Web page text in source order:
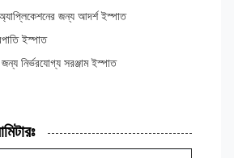
অ্যাপ্লিকেশনের জন্য আদর্শ ইস্পাত
ইস্পাত
জন্য নির্ভরযোগ্য সরঞ্জাম ইস্পাত